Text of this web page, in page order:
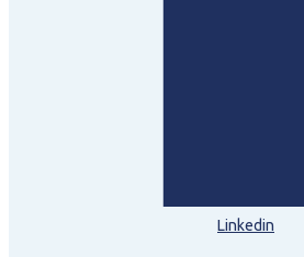
Linkedin